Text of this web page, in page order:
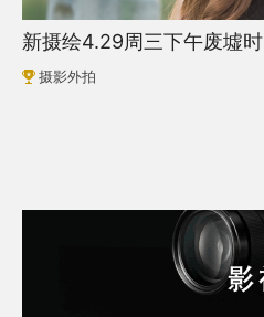
新摄绘4.29周三下午废墟时
摄影外拍